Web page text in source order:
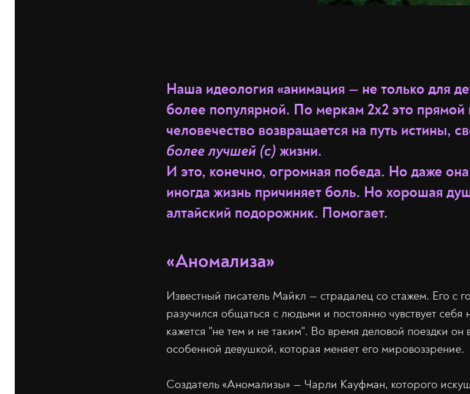
Наша идеология «анимация — не только для
более популярной. По меркам 2х2 это прямой
человечество возвращается на путь истины,
более лучшей (с) жизни.
И это, конечно, огромная победа. Но даже она
иногда жизнь причиняет боль. Но хорошая
алтайский подорожник. Помогает.
«Аномализа»
Известный писатель Майкл — страдалец со стажем. Его с
разучился общаться с людьми и постоянно чувствует себя
кажется "не тем и не таким". Во время деловой поездки
особенной девушкой, которая меняет его мировоззрение.
Создатель «Аномализы» — Чарли Кауфман, которого